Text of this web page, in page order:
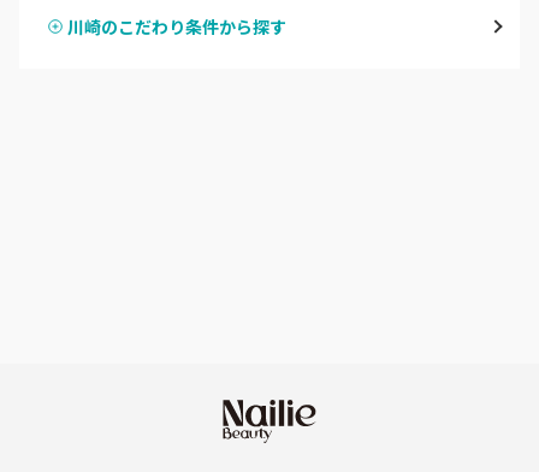
ハンドスカルプ
川崎のこだわり条件から探す